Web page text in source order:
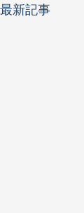
最新記事